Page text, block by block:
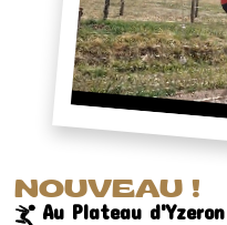
NOUVEAU !
Au Plateau d'Yzeron